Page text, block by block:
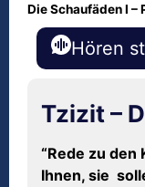
Die Schaufäden I –
Hören
Tzizit –
“Rede zu
Ihnen, sie